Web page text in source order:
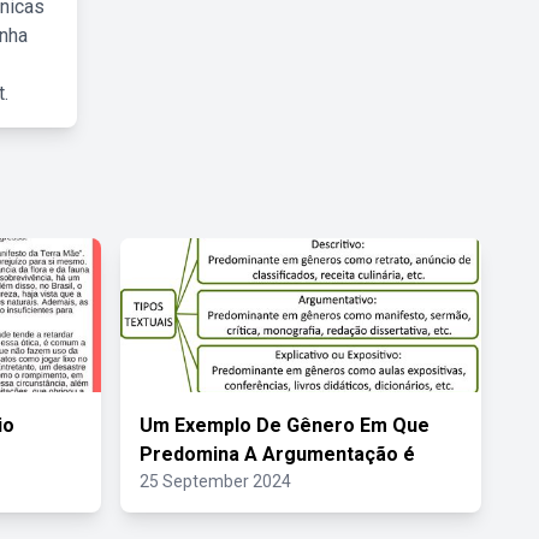
Um Exemplo De Gênero Em Que
Predomina A Argumentação é
25 September 2024